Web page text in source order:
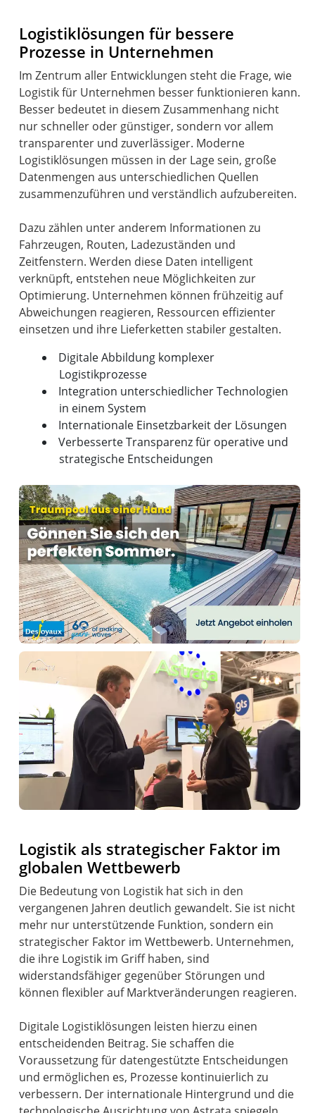
Logistiklösungen für bessere
Prozesse in Unternehmen
Im Zentrum aller Entwicklungen steht die Frage, wie
Logistik für Unternehmen besser funktionieren kann.
Besser bedeutet in diesem Zusammenhang nicht
nur schneller oder günstiger, sondern vor allem
transparenter und zuverlässiger. Moderne
Logistiklösungen müssen in der Lage sein, große
Datenmengen aus unterschiedlichen Quellen
zusammenzuführen und verständlich aufzubereiten.
Dazu zählen unter anderem Informationen zu
Fahrzeugen, Routen, Ladezuständen und
Zeitfenstern. Werden diese Daten intelligent
verknüpft, entstehen neue Möglichkeiten zur
Optimierung. Unternehmen können frühzeitig auf
Abweichungen reagieren, Ressourcen effizienter
Digitale Abbildung komplexer
Logistikprozesse
Integration unterschiedlicher Technologien
in einem System
Internationale Einsetzbarkeit der Lösungen
Verbesserte Transparenz für operative und
strategische Entscheidungen
Anzeige
Logistik als strategischer Faktor im
globalen Wettbewerb
Die Bedeutung von Logistik hat sich in den
vergangenen Jahren deutlich gewandelt. Sie ist nicht
mehr nur unterstützende Funktion, sondern ein
strategischer Faktor im Wettbewerb. Unternehmen,
die ihre Logistik im Griff haben, sind
widerstandsfähiger gegenüber Störungen und
können flexibler auf Marktveränderungen reagieren.
Digitale Logistiklösungen leisten hierzu einen
entscheidenden Beitrag. Sie schaffen die
Voraussetzung für datengestützte Entscheidungen
und ermöglichen es, Prozesse kontinuierlich zu
verbessern. Der internationale Hintergrund und die